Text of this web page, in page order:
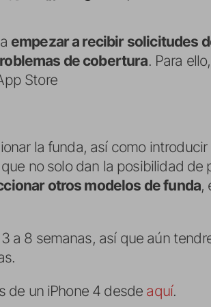
empezar a recibir solicitudes
de cobertura. Para
Store
la funda, así como
no solo dan la posibilidad de
otros modelos de funda,
a 8 semanas, así que aún
de un iPhone 4 desde aquí.